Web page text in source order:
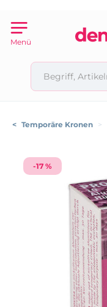
Menü
< Temporäre Kronen >
-17 %